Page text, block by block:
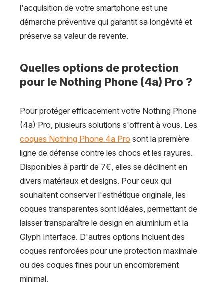
l'acquisition de votre smartphone est une
démarche préventive qui garantit sa longévité et
préserve sa valeur de revente.
Quelles options de protection
pour le Nothing Phone (4a) Pro ?
Pour protéger efficacement votre Nothing Phone
(4a) Pro, plusieurs solutions s'offrent à vous. Les
coques Nothing Phone 4a Pro sont la première
ligne de défense contre les chocs et les rayures.
Disponibles à partir de 7€, elles se déclinent en
divers matériaux et designs. Pour ceux qui
souhaitent conserver l'esthétique originale, les
coques transparentes sont idéales, permettant de
laisser transparaître le design en aluminium et la
Glyph Interface. D'autres options incluent des
coques renforcées pour une protection maximale
ou des coques fines pour un encombrement
minimal.